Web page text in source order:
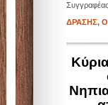
ΔΡΑΣΗΣ,